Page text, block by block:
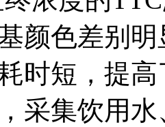
颜色差别
时短，提
采集饮用